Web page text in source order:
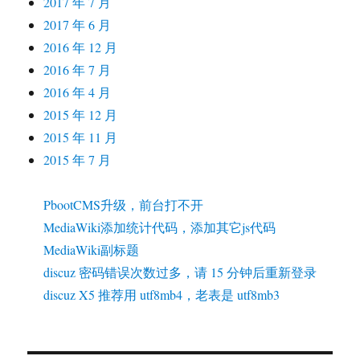
2017 年 6 月
2016 年 12 月
2016 年 7 月
2016 年 4 月
2015 年 12 月
2015 年 11 月
2015 年 7 月
PbootCMS升级，前台打不开
MediaWiki添加统计代码，添加其它js代码
MediaWiki副标题
discuz 密码错误次数过多，请 15 分钟后重新登录
discuz X5 推荐用 utf8mb4，老表是 utf8mb3